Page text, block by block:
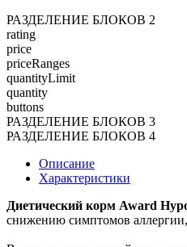
РАЗДЕЛЕНИЕ БЛОКОВ 2
rating
price
priceRanges
quantityLimit
quantity
buttons
РАЗДЕЛЕНИЕ БЛОКОВ 3
РАЗДЕЛЕНИЕ БЛОКОВ 4
Описание
Характеристики
Диетический корм Award
снижению симптомов